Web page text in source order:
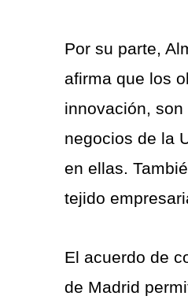
Por su parte,
afirma que los
innovación,
negocios de la
en ellas.
tejido
El acuerdo de
de Madrid